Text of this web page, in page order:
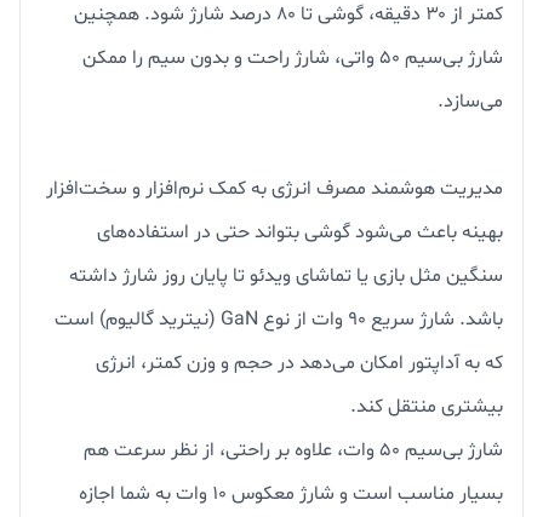
کمتر از ۳۰ دقیقه، گوشی تا ۸۰ درصد شارژ شود. همچنین
شارژ بی‌سیم ۵۰ واتی، شارژ راحت و بدون سیم را ممکن
می‌سازد.
مدیریت هوشمند مصرف انرژی به کمک نرم‌افزار و سخت‌افزار
بهینه باعث می‌شود گوشی بتواند حتی در استفاده‌های
سنگین مثل بازی یا تماشای ویدئو تا پایان روز شارژ داشته
باشد. شارژ سریع ۹۰ وات از نوع GaN (نیترید گالیوم) است
که به آداپتور امکان می‌دهد در حجم و وزن کمتر، انرژی
بیشتری منتقل کند.
شارژ بی‌سیم ۵۰ وات، علاوه بر راحتی، از نظر سرعت هم
بسیار مناسب است و شارژ معکوس ۱۰ وات به شما اجازه